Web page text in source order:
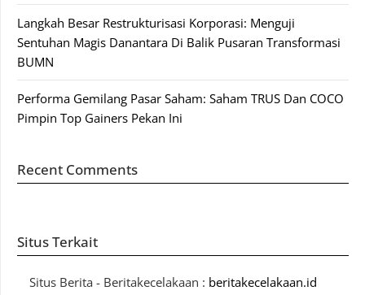
Langkah Besar Restrukturisasi Korporasi: Menguji
Sentuhan Magis Danantara Di Balik Pusaran Transformasi
BUMN
Performa Gemilang Pasar Saham: Saham TRUS Dan COCO
Pimpin Top Gainers Pekan Ini
Recent Comments
Situs Terkait
Situs Berita - Beritakecelakaan : beritakecelakaan.id